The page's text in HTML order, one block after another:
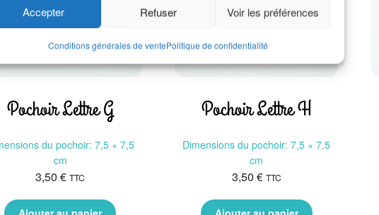
Accepter Refuser Voir les préférences
Conditions générales de ventePolitique de confidentialité
Pochoir Lettre G
du pochoir: 7,5 × 7,5
cm
3,50€ TTC
Pochoir Lettre H
Dimensions du pochoir: 7,5 × 7,5
cm
3,50 € TTC